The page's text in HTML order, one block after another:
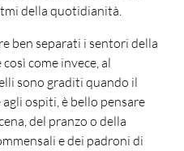
della quotidianità.
ben separati i sentori della
come invece, al
sono graditi quando il
ospiti, è bello pensare
del pranzo o della
e dei padroni di